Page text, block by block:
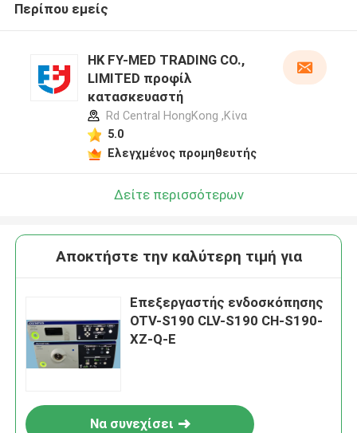
Περίπου εμείς
HK FY-MED TRADING CO.,
LIMITED προφίλ
κατασκευαστή
Rd Central HongKong ,Κίνα
5.0
Ελεγχμένος προμηθευτής
Δείτε περισσότερων
Αποκτήστε την καλύτερη τιμή για
Επεξεργαστής ενδοσκόπησης
OTV-S190 CLV-S190 CH-S190-
XZ-Q-E
Να συνεχίσει